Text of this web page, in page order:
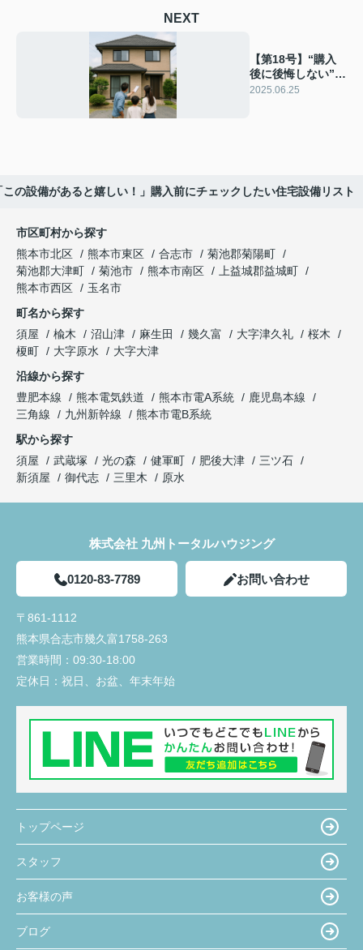
NEXT
【第18号】“購入
後に後悔しない”中
古住宅のチェック
2025.06.25
の設備があると嬉しい！」購入前にチェックしたい住宅設備リスト
市区町村から探す
熊本市北区
熊本市東区 合志市
菊池郡菊陽町
菊池郡大津町
菊池市 熊本市南区
上益城郡益城町
熊本市西区
玉名市
町名から探す
須屋
楡木 沼山津 麻生田 幾久富 大字津久礼
桜木
榎町
大字原水
大字大津
沿線から探す
豊肥本線
熊本電気鉄道 熊本市電A系統
鹿児島本線
三角線
九州新幹線
熊本市電B系統
駅から探す
須屋
武蔵塚 光の森 健軍町 肥後大津
三ツ石
新須屋
御代志 三里木 原水
株式会社 九州トータルハウジング
0120-83-7789 お問い合わせ
〒861-1112
熊本県合志市幾久富1758-263
営業時間： 09:30-18:00
定休日： 祝日、お盆、年末年始
トップページ
スタッフ
お客様の声
ブログ